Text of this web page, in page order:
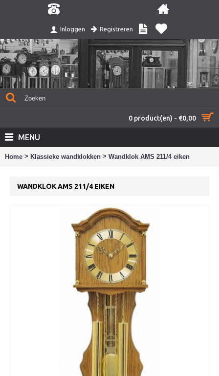
Inloggen Registreren
0 product(en) - €0,00
MENU
Home > Klassieke wandklokken > Wandklok AMS 211/4 eiken
WANDKLOK AMS 211/4 EIKEN